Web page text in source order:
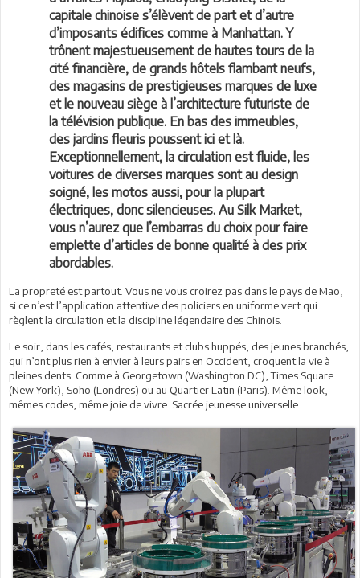
capitale chinoise s’élèvent de part et d’autre
d’imposants édifices comme à Manhattan. Y
trônent majestueusement de hautes tours de la
cité financière, de grands hôtels flambant neufs,
des magasins de prestigieuses marques de luxe
et le nouveau siège à l’architecture futuriste de
la télévision publique. En bas des immeubles,
des jardins fleuris poussent ici et là.
Exceptionnellement, la circulation est fluide, les
voitures de diverses marques sont au design
soigné, les motos aussi, pour la plupart
électriques, donc silencieuses. Au Silk Market,
vous n’aurez que l’embarras du choix pour faire
emplette d’articles de bonne qualité à des prix
abordables.
La propreté est partout. Vous ne vous croirez pas dans le pays de Mao,
si ce n’est l’application attentive des policiers en uniforme vert qui
règlent la circulation et la discipline légendaire des Chinois.
Le soir, dans les cafés, restaurants et clubs huppés, des jeunes branchés,
qui n’ont plus rien à envier à leurs pairs en Occident, croquent la vie à
pleines dents. Comme à Georgetown (Washington DC), Times Square
(New York), Soho (Londres) ou au Quartier Latin (Paris). Même look,
mêmes codes, même joie de vivre. Sacrée jeunesse universelle.